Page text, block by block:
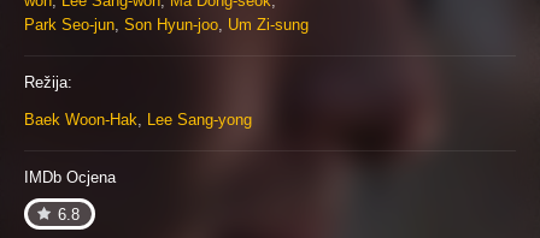
Park Seo-jun, Son Hyun-joo, Um Zi-sung
Režija:
Baek Woon-Hak, Lee Sang-yong
IMDb Ocjena
6.8